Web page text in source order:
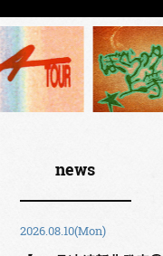
news
2026.08.10(Mon)